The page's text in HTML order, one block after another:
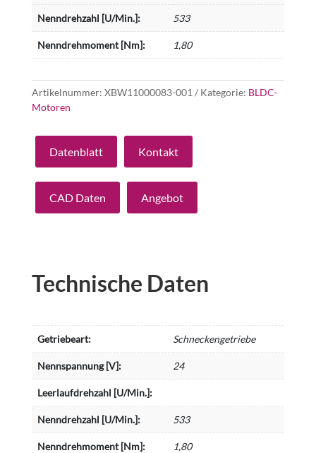
Nenndrehzahl [U/Min.]: 533
Nenndrehmoment [Nm]: 1,80
Artikelnummer: XBW11000083-001 Kategorie: BLDC-
Motoren
Datenblatt Kontakt
CAD Daten Angebot
Technische Daten
Getriebeart: Schneckengetriebe
Nennspannung [V]: 24
Leerlaufdrehzahl [U/Min.]:
Nenndrehzahl [U/Min.]: 533
Nenndrehmoment [Nm]: 1,80